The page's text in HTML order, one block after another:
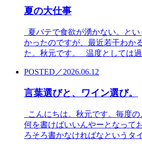
夏の大仕事
夏バテで食欲が湧かない。と
かったのですが、最近若干わか
た。秋元です。 温度としては
POSTED／2026.06.12
言葉選びと、ワイン選び。
こんにちは。秋元です。毎度
何を書けばいいんやーとなって
ろそろ書かなければなというタ